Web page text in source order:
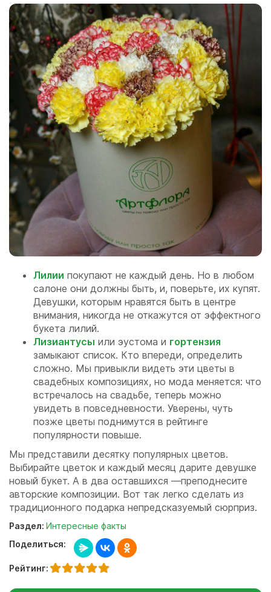
Лилии покупают не каждый день. Но в любом
салоне они должны быть, и, поверьте, их купят.
Девушки, которым нравятся быть в центре
внимания, никогда не откажутся от эффектного
букета лилий.
Лизиантусы или эустома и гортензия
замыкают список. Кто впереди, определить
сложно. Мы привыкли видеть эти цветы в
свадебных композициях, но мода меняется: что
встречалось на свадьбе, теперь можно
увидеть в повседневности. Уверены, чуть
позже цветы поднимутся в рейтинге
популярности повыше.
Мы представили десятку популярных цветов.
Выбирайте цветок и каждый месяц дарите девушке
новый букет. А в два оставшихся —преподнесите
авторские композиции. Вот так легко сделать из
традиционного подарка непредсказуемый сюрприз.
Раздел: Интересные факты
Поделиться:
Рейтинг: